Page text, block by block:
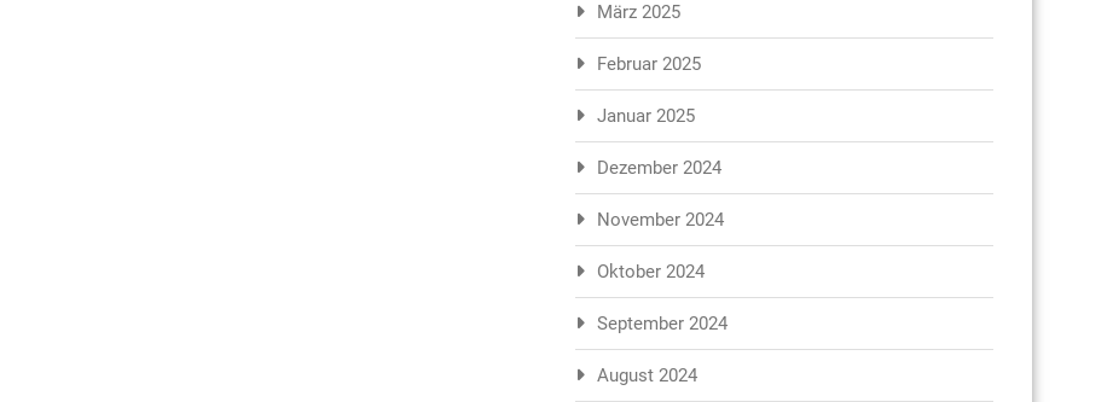
März 2025
Februar 2025
Januar 2025
Dezember 2024
November 2024
Oktober 2024
September 2024
August 2024